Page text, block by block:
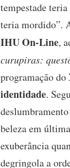
tempestade
teria mordido”.
IHU On-Line,
curupiras:
programação do
identidade.
beleza em
exuberância
degringola a